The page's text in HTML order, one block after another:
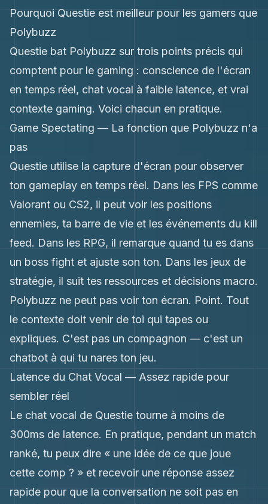
Pourquoi Questie est meilleur pour les gamers que
Polybuzz
Questie bat Polybuzz sur trois points précis qui
comptent pour le gaming : conscience de l'écran
en temps réel, chat vocal à faible latence, et vrai
contexte gaming. Voici chacun en pratique.
Game Spectating — La fonction que Polybuzz n'a
pas
Questie utilise la capture d'écran pour observer
ton gameplay en temps réel. Dans les FPS comme
Valorant ou CS2, il peut voir les positions
ennemies, ta barre de vie et les événements du kill
feed. Dans les RPG, il remarque quand tu es dans
un boss fight et ajuste son ton. Dans les jeux de
stratégie, il suit tes ressources et décisions macro.
Polybuzz ne peut pas voir ton écran. Point. Tout
le contexte doit venir de toi qui tapes ou
expliques. C'est pas un compagnon — c'est un
chatbot à qui tu nares ton jeu.
Latence du Chat Vocal — Assez rapide pour
sembler réel
Le chat vocal de Questie tourne à moins de
300ms de latence. En pratique, pendant un match
ranké, tu peux dire « une idée de ce que joue
cette comp ? » et recevoir une réponse assez
rapide pour que la conversation ne soit pas en